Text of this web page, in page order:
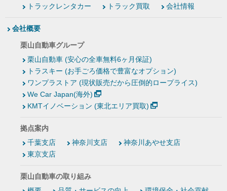
トラックレンタカー
トラック買取 会社情報
会社概要
栗山自動車グループ
栗山自動車 (安心の全車無料6ヶ月保証)
トラスキー (お手ごろ価格で豊富なオプション)
ワンプラストア (現状販売だから圧倒的ロープライス)
We Car Japan(海外)
KMTイノベーション (東北エリア買取)
拠点案内
千葉支店
神奈川支店
神奈川あやせ支店
東京支店
栗山自動車の取り組み